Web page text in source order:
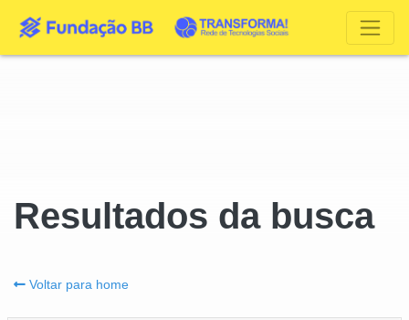
Resultados da busca
Voltar para home